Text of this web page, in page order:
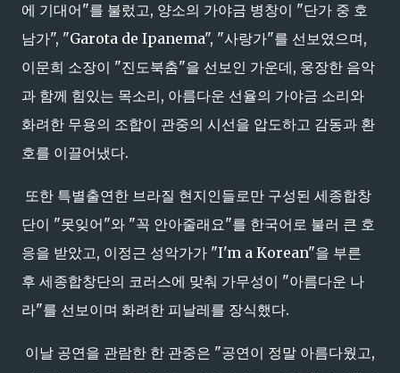
에 기대어"를 불렀고, 양소의 가야금 병창이 "단가 중 호
남가", "Garota de Ipanema", "사랑가"를 선보였으며,
이문희 소장이 "진도북춤"을 선보인 가운데, 웅장한 음악
과 함께 힘있는 목소리, 아름다운 선율의 가야금 소리와
화려한 무용의 조합이 관중의 시선을 압도하고 감동과 환
호를 이끌어냈다.
또한 특별출연한 브라질 현지인들로만 구성된 세종합창
단이 "못잊어"와 "꼭 안아줄래요"를 한국어로 불러 큰 호
응을 받았고, 이정근 성악가가 "I'm a Korean"을 부른
후 세종합창단의 코러스에 맞춰 가무성이 "아름다운 나
라"를 선보이며 화려한 피날레를 장식했다.
이날 공연을 관람한 한 관중은 "공연이 정말 아름다웠고,